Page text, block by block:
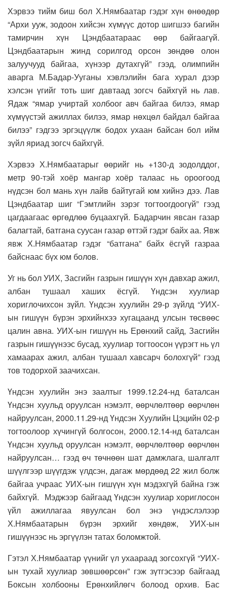
Хэрвээ тийм биш бол Х.Нямбаатар гэдэг хүн өнөөдөр
“Архи ууж, зодоон хийсэн хүмүүс дотор шигшээ багийн
тамирчин хүн Цэндбаатараас өөр байгаагүй.
Цэндбаатарын жинд сорилгод орсон зөндөө олон
залуучууд байгаа, хүнээр дутахгүй” гээд, олимпийн
аварга М.Бадар-Ууганы хэвлэлийн бага хурал дээр
хэлсэн үгийг тоть шиг давтаад зогсч байхгүй нь лав.
Ядаж “ямар учиртай холбоог авч байгаа билээ, ямар
хүмүүстэй ажиллах билээ, ямар нөхцөл байдал байгаа
билээ” гэдгээ эргэцүүлж бодох ухаан байсан бол ийм
зүйл яриад зогсч байхгүй.
Хэрвээ Х.Нямбаатарыг өөрийг нь +130-д зодолддог,
метр 90-тэй хоёр мангар хоёр талаас нь ороогоод
нүдсэн бол мань хүн лайв байтугай юм хийнэ дээ. Лав
Цэндбаатар шиг “Гэмтлийн зэрэг тогтоогдоогүй” гээд
цагдаагаас өргөдлөө буцаахгүй. Бадарчин явсан газар
балагтай, батгана суусан газар өттэй гэдэг байх аа. Явж
явж Х.Нямбаатар гэдэг “батгана” байх ёсгүй газраа
байснаас бүх юм болов.
Уг нь бол УИХ, Засгийн газрын гишүүн хүн давхар ажил,
албан тушаал хаших ёсгүй. Үндсэн хуулиар
хориглочихсон зүйл. Үндсэн хуулийн 29-р зүйлд “УИХ-
ын гишүүн бүрэн эрхийнхээ хугацаанд улсын төсвөөс
цалин авна. УИХ-ын гишүүн нь Ерөнхий сайд, Засгийн
газрын гишүүнээс бусад, хуулиар тогтоосон үүрэгт нь үл
хамаарах ажил, албан тушаал хавсарч болохгүй” гээд
тов тодорхой заачихсан.
Үндсэн хуулийн энэ заалтыг 1999.12.24-нд баталсан
Үндсэн хуульд оруулсан нэмэлт, өөрчлөлтөөр өөрчлөн
найруулсан, 2000.11.29-нд Үндсэн Хуулийн Цэцийн 02-р
тогтоолоор хүчингүй болгосон, 2000.12.14-нд баталсан
Үндсэн хуульд оруулсан нэмэлт, өөрчлөлтөөр өөрчлөн
найруулсан… гээд өч төчнөөн шат дамжлага, шалгалт
шүүлгээр шүүгдэж үлдсэн, дагаж мөрдөөд 22 жил болж
байгаа учраас УИХ-ын гишүүн хүн мэдэхгүй байна гэж
байхгүй. Мэджээр байгаад Үндсэн хуулиар хориглосон
үйл ажиллагаа явуулсан бол энэ үндэслэлээр
Х.Нямбаатарын бүрэн эрхийг хөндөж, УИХ-ын
гишүүнээс нь эргүүлэн татах боломжтой.
Гэтэл Х.Нямбаатар үүнийг үл ухаараад зогсохгүй “УИХ-
ын тухай хуулиар зөвшөөрсөн” гэж зүтгэсээр байгаад
Боксын холбооны Ерөнхийлөгч болоод орхив. Бас